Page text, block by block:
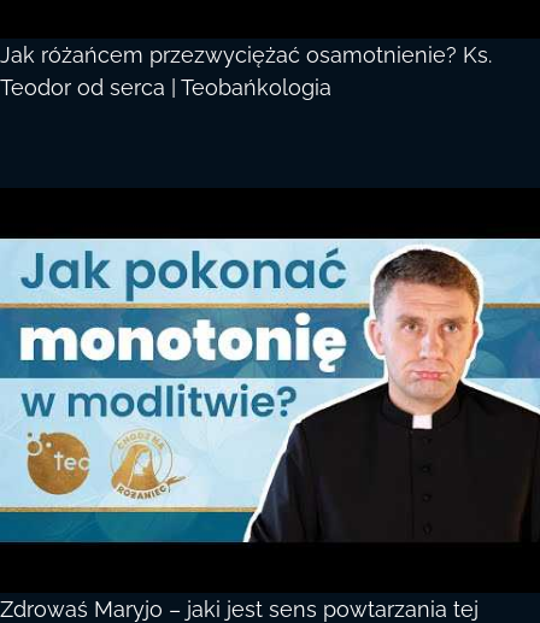
Jak różańcem przezwyciężać osamotnienie? Ks.
Teodor od serca | Teobańkologia
Zdrowaś Maryjo – jaki jest sens powtarzania tej